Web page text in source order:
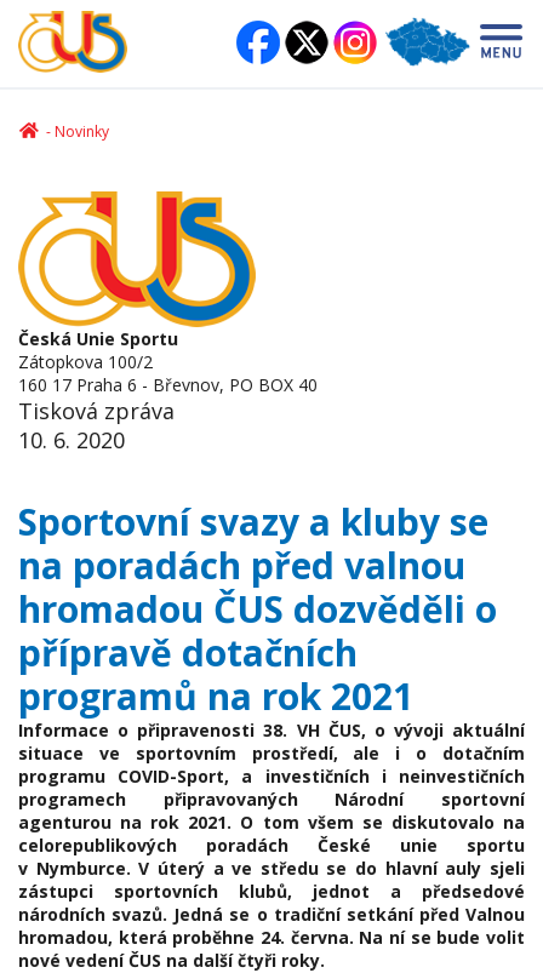
Novinky
Česká Unie Sportu
Zátopkova 100/2
160 17 Praha 6 - Břevnov, PO BOX 40
Tisková zpráva
10. 6. 2020
Sportovní svazy a kluby se
na poradách před valnou
hromadou ČUS dozvěděli o
přípravě dotačních
programů na rok 2021
Informace o připravenosti 38. VH ČUS, o vývoji aktuální
situace ve sportovním prostředí, ale i o dotačním
programu COVID-Sport, a investičních i neinvestičních
programech připravovaných Národní sportovní
agenturou na rok 2021. O tom všem se diskutovalo na
celorepublikových poradách České unie sportu
v Nymburce. V úterý a ve středu se do hlavní auly sjeli
zástupci sportovních klubů, jednot a předsedové
národních svazů. Jedná se o tradiční setkání před Valnou
hromadou, která proběhne 24. června. Na ní se bude volit
nové vedení ČUS na další čtyři roky.